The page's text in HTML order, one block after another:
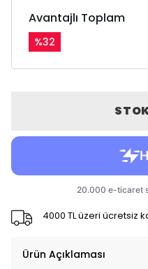
Avantajlı Toplam
%32
4000 TL üzeri ücretsiz
Ürün Açıklaması